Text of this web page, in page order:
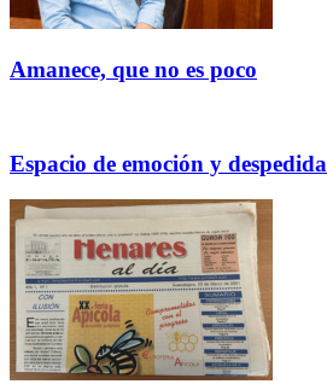
Amanece, que no es poco
Espacio de emoción y despedida